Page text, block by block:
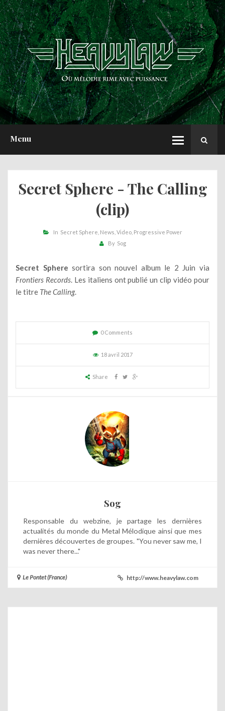
Menu
ACCUEIL
NEWS
CHRONIQUES
INTERVIEWS
REPORTS
A PROPOS
Secret Sphere - The Calling
(clip)
In Secret Sphere News Video Progressive Power
By Sog
Secret Sphere sortira son nouvel album le 2 Juin via
Frontiers Records. Les italiens ont publié un clip vidéo pour
le titre The Calling.
0 Comments
18 avril 2017
Share
Sog
Responsable du webzine, je partage les dernières
actualités du monde du Metal Mélodique ainsi que mes
dernières découvertes de groupes. "You never saw me, I
was never there..."
Le Pontet (France) http://www.heavylaw.com